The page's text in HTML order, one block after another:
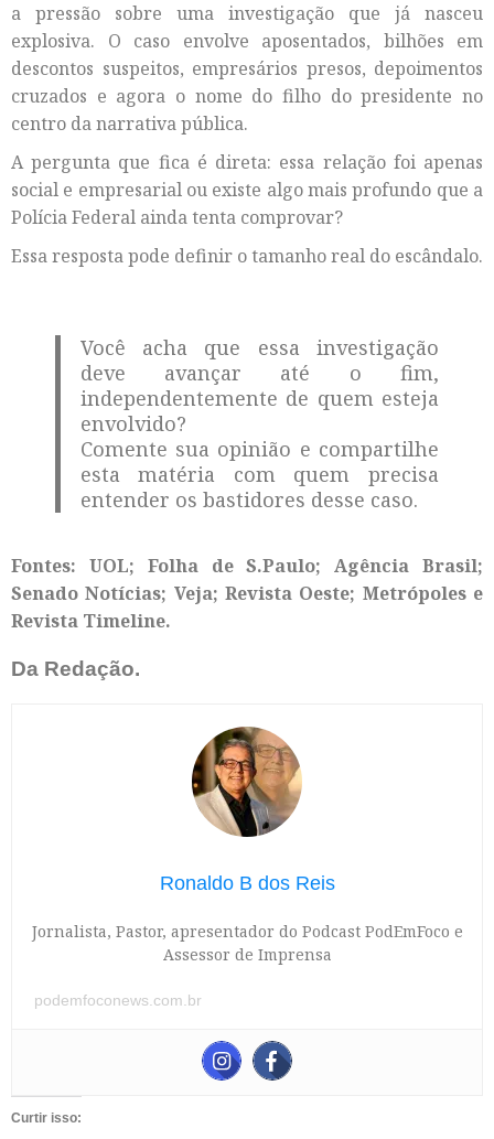
a pressão sobre uma investigação que já nasceu
explosiva. O caso envolve aposentados, bilhões em
descontos suspeitos, empresários presos, depoimentos
cruzados e agora o nome do filho do presidente no
centro da narrativa pública.
A pergunta que fica é direta: essa relação foi apenas
social e empresarial ou existe algo mais profundo que a
Polícia Federal ainda tenta comprovar?
Essa resposta pode definir o tamanho real do escândalo.
Você acha que essa investigação
deve avançar até o fim,
independentemente de quem esteja
envolvido?
Comente sua opinião e compartilhe
esta matéria com quem precisa
entender os bastidores desse caso.
Fontes: UOL; Folha de S.Paulo; Agência Brasil;
Senado Notícias; Veja; Revista Oeste; Metrópoles e
Revista Timeline.
Da Redação.
Ronaldo B dos Reis
Jornalista, Pastor, apresentador do Podcast PodEmFoco e
Assessor de Imprensa
podemfoconews.com.br
Curtir isso: